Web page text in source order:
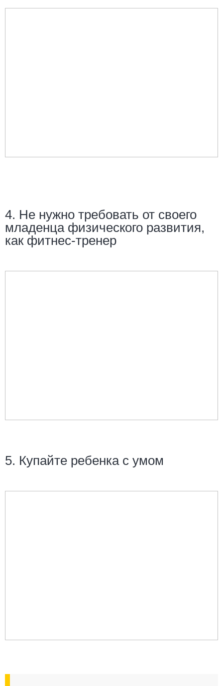
4. Не нужно требовать от своего
младенца физического развития,
как фитнес-тренер
5. Купайте ребенка с умом